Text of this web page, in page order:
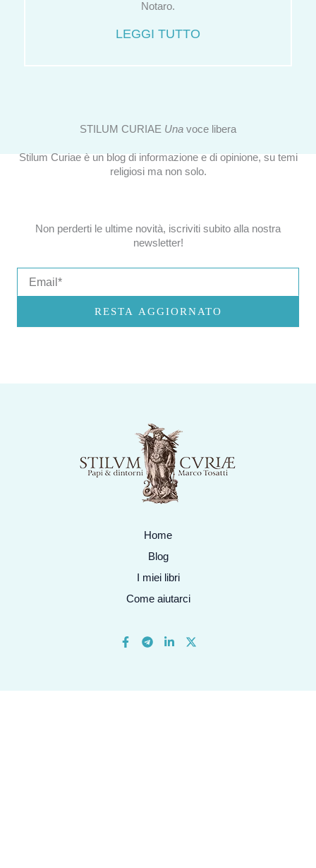
Notaro.
LEGGI TUTTO
STILUM CURIAE Una voce libera
Stilum Curiae è un blog di informazione e di opinione, su temi
religiosi ma non solo.
Non perderti le ultime novità, iscriviti subito alla nostra
newsletter!
RESTA AGGIORNATO
Home
Blog
I miei libri
Come aiutarci